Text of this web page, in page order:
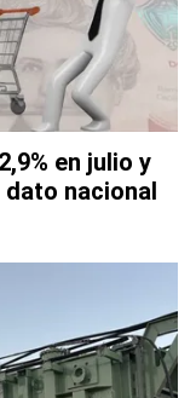
en julio y
nacional